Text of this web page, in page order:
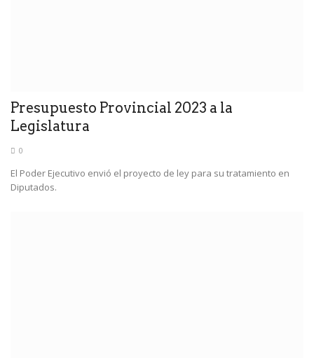
Presupuesto Provincial 2023 a la
Legislatura
0
El Poder Ejecutivo envió el proyecto de ley para su tratamiento en
Diputados.